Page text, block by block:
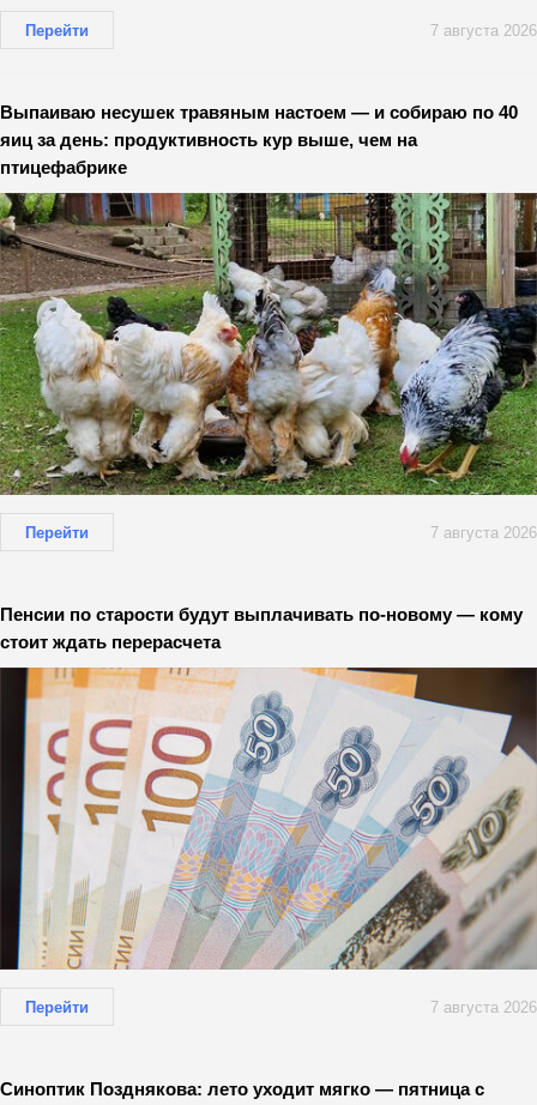
Перейти 7 августа 2026
Выпаиваю несушек травяным настоем — и собираю по 40
яиц за день: продуктивность кур выше, чем на
птицефабрике
Перейти 7 августа 2026
Пенсии по старости будут выплачивать по-новому — кому
стоит ждать перерасчета
Перейти 7 августа 2026
Синоптик Позднякова: лето уходит мягко — пятница с